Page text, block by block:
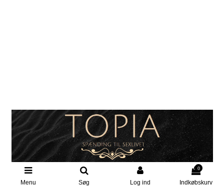
Menu Søg Log ind
0
Indkøbskurv